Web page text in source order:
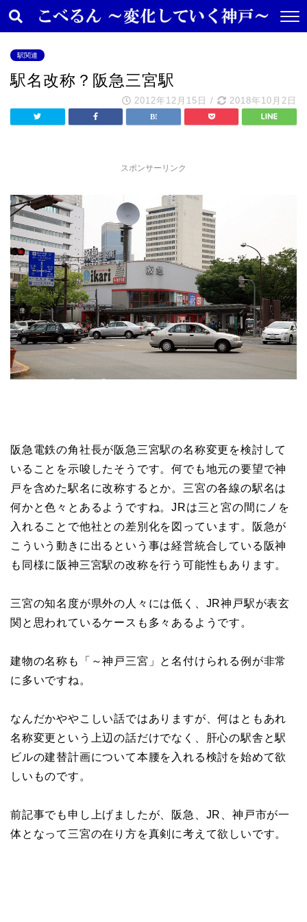
駅関連
駅名改称？阪急三宮駅
2012年12月15日 / 2018年10月2日
スポンサーリンク
阪急電鉄の角社長が阪急三宮駅の名称変更を検討して
いることを示唆したそうです。何でも地元の要望で神
戸を含めた駅名に改称するとか。三宮の各線の駅名は
何かと色々とあるようですね。JRは三と宮の間にノを
入れることで他社との差別化を図っています。阪急が
こういう動きに出るという事は経営統合している阪神
も同様に阪神三宮駅の改称を行う可能性もあります。
三宮の知名度が県外の人々には低く、JR神戸駅が表玄
関と思われているケースも多々あるようです。
建物の名称も「～神戸三宮」と名付けられる例が非常
に多いですね。
なんだかややこしい話ではありますが、何はともあれ
名称変更という上辺の話だけでなく、肝心の駅舎と駅
ビルの建替計画について本腰を入れる検討を始めて欲
しいものです。
前記事でも申し上げましたが、阪急、JR、神戸市が一
体となって三宮の在り方を真剣に考えて欲しいです。